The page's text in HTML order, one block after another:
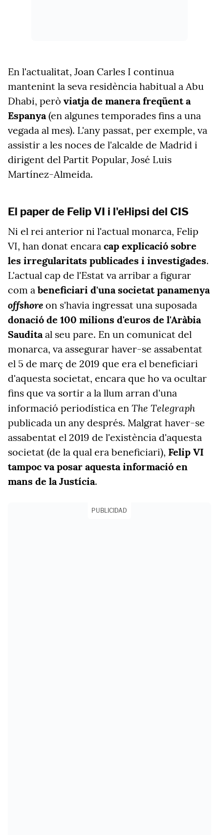
En l'actualitat, Joan Carles I continua
mantenint la seva residència habitual a Abu
Dhabi, però viatja de manera freqüent a
Espanya(en algunes temporades fins a una
vegada al mes). L'any passat, per exemple, va
assistir a les noces de l'alcalde de Madrid i
dirigent del Partit Popular, José Luis
Martínez-Almeida.
El paper de Felip VI i l'el·lipsi del CIS
Ni el rei anterior ni l'actual monarca, Felip
VI, han donat encara cap explicació sobre
les irregularitats publicades i investigades.
L'actual cap de l'Estat va arribar a figurar
com a beneficiari d'una societat panamenya
offshore on s'havia ingressat una suposada
donació de 100 milions d'euros de l'Aràbia
Sauditaal seu pare. En un comunicat del
monarca, va assegurar haver-se assabentat
el 5 de març de 2019 que era el beneficiari
d'aquesta societat, encara que ho va ocultar
fins que va sortir a la llum arran d'una
informació periodística en The Telegraph
publicada un any després. Malgrat haver-se
assabentat el 2019 de l'existència d'aquesta
societat (de la qual era beneficiari), Felip VI
tampoc va posar aquesta informació en
mans de la Justícia.
PUBLICIDAD